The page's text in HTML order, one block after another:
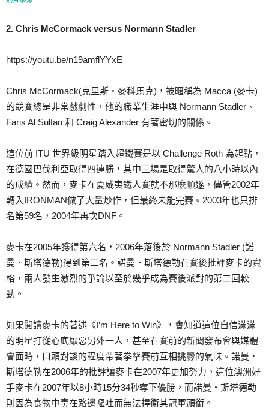
2. Chris McCormack versus Normann Stadler
https://youtu.be/n19amflYYxE
Chris McCormack(克里斯‧麥科馬克)，被暱稱為 Macca (麥卡)
的競賽總是非常戲劇性，他的職業生涯中與 Normann Stadler、
Faris Al Sultan 和 Craig Alexander 有著密切的關係。
這位前 ITU 世界級明星踏入超鐵賽是以 Challenge Roth 為起點，
在德國巴伐利亞取得四連勝，其中三場是取得驚人的八小時以內
的成績。然而，麥卡在夏威夷鐵人賽就不那麼順遂，儘管2002年
轉入IRONMAN做了大量炒作，但最終未能完賽。2003年也只排
名第59名，2004年再次DNF。
麥卡在2005年獲得第六名，2006年落後於 Normann Stadler (諾
曼‧斯塔德勒)得到第二名。諾曼‧斯塔德勒在賽後批評麥卡的資
格，兩人發生激烈的爭論以至於幾乎成為賽後派對的第二回較
勁。
如果閱讀麥卡的著述《I’m Here to Win》，會知道這位自信滿滿
的明星打從心底厭惡另外一人，甚至在賽前的新聞發布會與媒體
會面時，口頭對談的程度帶著拳擊賽前互相挑釁的氣味。諾曼‧
斯塔德勒在2006年的批評讓麥卡在2007年更加努力，這位澳洲好
手麥卡在2007年以8小時15分34秒奪下優勝，而諾曼‧斯塔德勒
則因為食物中毒在路邊嘔吐而無法捍衛其冠軍頭銜。